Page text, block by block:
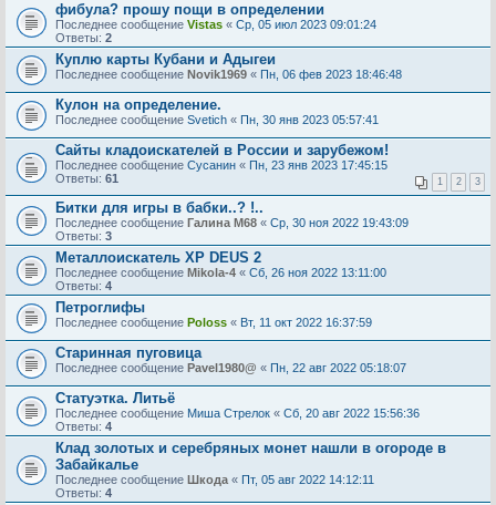
фибула? прошу пощи в определении
Последнее сообщение Vistas « Ср, 05 июл 2023 09:01:24
Ответы: 2
Куплю карты Кубани и Адыгеи
Последнее сообщение Novik1969 « Пн, 06 фев 2023 18:46:48
Кулон на определение.
Последнее сообщение Svetich « Пн, 30 янв 2023 05:57:41
Сайты кладоискателей в России и зарубежом!
Последнее сообщение Сусанин « Пн, 23 янв 2023 17:45:15
Ответы: 61 1 2 3
Битки для игры в бабки..? !..
Последнее сообщение Галина М68 « Ср, 30 ноя 2022 19:43:09
Ответы: 3
Металлоискатель XP DEUS 2
Последнее сообщение Mikola-4 « Сб, 26 ноя 2022 13:11:00
Ответы: 4
Петроглифы
Последнее сообщение Poloss « Вт, 11 окт 2022 16:37:59
Старинная пуговица
Последнее сообщение Pavel1980@ « Пн, 22 авг 2022 05:18:07
Статуэтка. Литьë
Последнее сообщение Миша Стрелок « Сб, 20 авг 2022 15:56:36
Ответы: 4
Клад золотых и серебряных монет нашли в огороде в
Забайкалье
Последнее сообщение Шкода « Пт, 05 авг 2022 14:12:11
Ответы: 4